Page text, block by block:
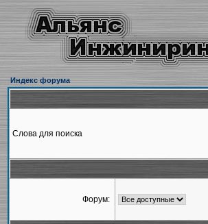
Индекс форума
Слова для поиска
Форум: